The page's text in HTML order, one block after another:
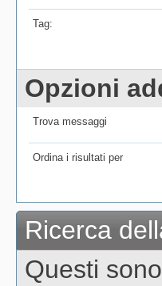
Tag:
Opzioni
Trova messaggi
Ordina i risultati per
Ricerca
Questi